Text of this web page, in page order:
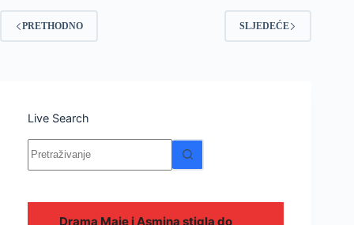
PRETHODNO SLJEDEĆE
Live Search
Nema
rezultata.